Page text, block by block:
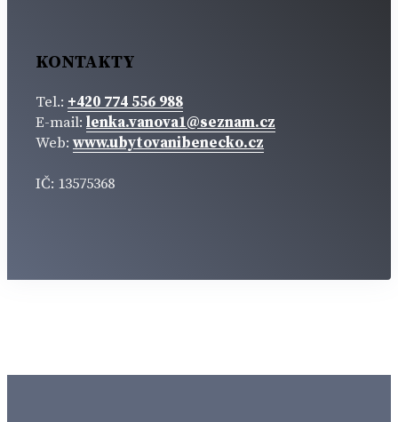
KONTAKTY
Tel.: +420 774 556 988
E-mail: lenka.vanova1@seznam.cz
Web: www.ubytovanibenecko.cz
IČ: 13575368